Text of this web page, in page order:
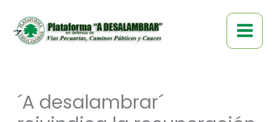
contenido
´A desalambrar´